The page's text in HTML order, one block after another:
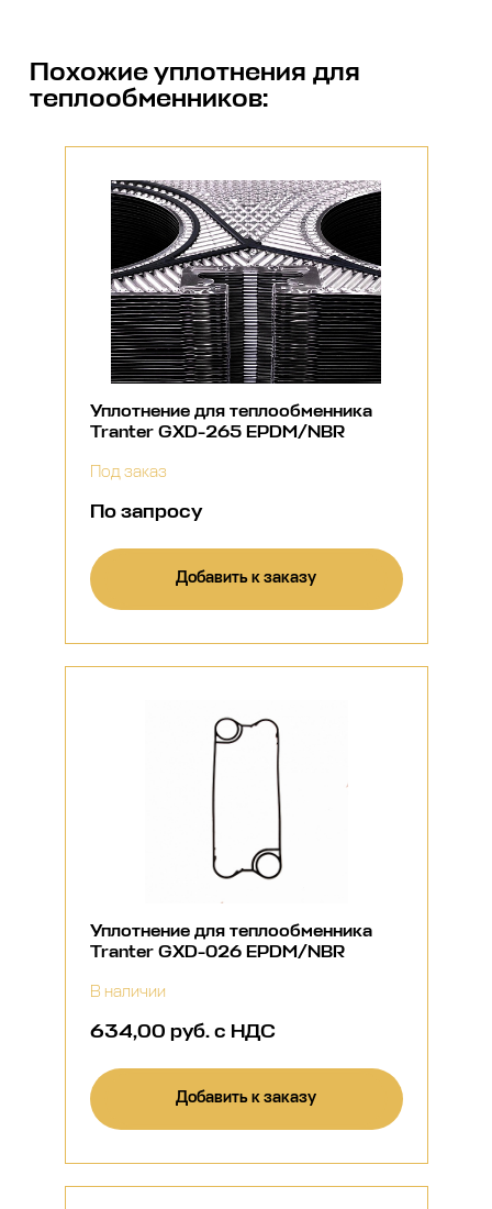
Похожиеуплотнения для
теплообменников:
Уплотнение для теплообменника
Tranter GXD-265 EPDM/NBR
Под заказ
По запросу
Добавить к заказу
Уплотнение для теплообменника
Tranter GXD-026 EPDM/NBR
В наличии
634,00 руб. с НДС
Добавить к заказу